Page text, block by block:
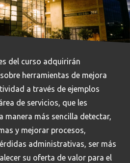
del curso adquirirán
herramientas de mejora
a través de ejemplos
de servicios, que les
manera más sencilla detectar,
y mejorar procesos,
administrativas, ser más
su oferta de valor para el